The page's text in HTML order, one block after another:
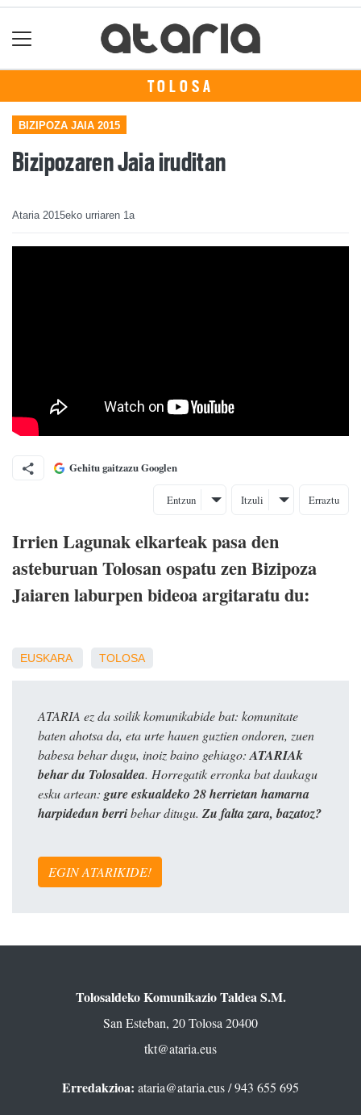
TOLOSA
BIZIPOZA JAIA 2015
Bizipozaren Jaia iruditan
Ataria 2015eko urriaren 1a
Gehitu gaitzazu Googlen
Entzun Itzuli Erraztu
Irrien Lagunak elkarteak pasa den
asteburuan Tolosan ospatu zen Bizipoza
Jaiarenlaburpen bideoa argitaratu du:
EUSKARA TOLOSA
ATARIA ez da soilik komunikabide bat: komunitate
baten ahotsa da, eta urte hauen guztien ondoren, zuen
babesa behar dugu, inoiz baino gehiago: ATARIAk
behar du Tolosaldea. Horregatik erronka bat daukagu
esku artean: gure eskualdeko 28 herrietan hamarna
harpidedun berribehar ditugu. Zu falta zara, bazatoz?
EGIN ATARIKIDE!
Tolosaldeko Komunikazio Taldea S.M.
San Esteban, 20 Tolosa 20400
tkt@ataria.eus
Erredakzioa: ataria@ataria.eus/ 943 655 695